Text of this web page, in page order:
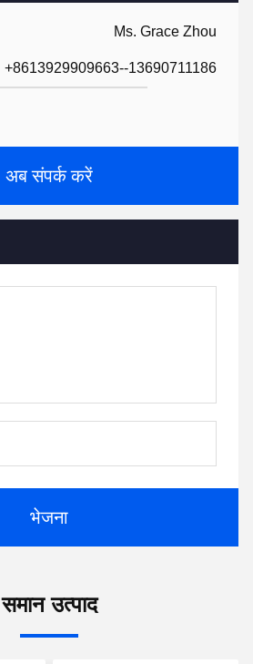
Ms. Grace Zhou
+8613929909663--13690711186
अब संपर्क करें
भेजना
समान उत्पाद